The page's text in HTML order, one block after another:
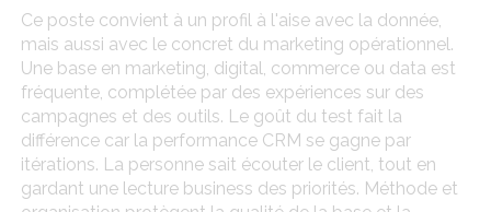
Ce poste convient à un profil à l'aise avec la donnée,
mais aussi avec le concret du marketing opérationnel.
Une base en marketing, digital, commerce ou data est
fréquente, complétée par des expériences sur des
campagnes et des outils. Le goût du test fait la
différence car la performance CRM se gagne par
itérations. La personne sait écouter le client, tout en
gardant une lecture business des priorités. Méthode et